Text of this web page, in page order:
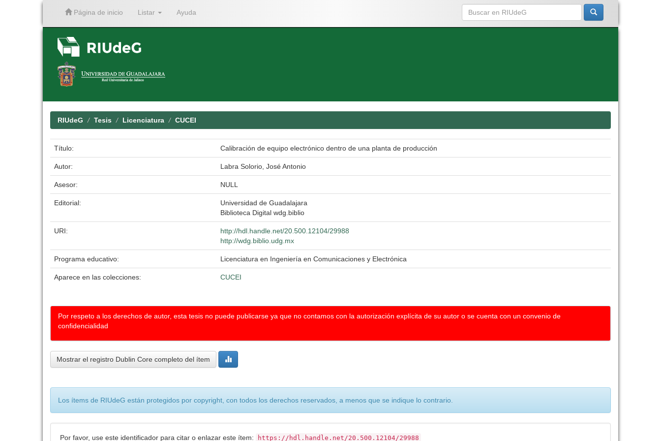
Página de inicio Listar Ayuda
RIUdeG Tesis Licenciatura CUCEI
Título: Calibración de equipo electrónico dentro de una planta de producción
Autor: Labra Solorio, José Antonio
Asesor: NULL
Editorial:
Universidad de Guadalajara
Biblioteca Digital wdg.biblio
URI:
http://hdl.handle.net/20.500.12104/29988
http://wdg.biblio.udg.mx
Programa educativo: Licenciatura en Ingeniería en Comunicaciones y Electrónica
Aparece en las colecciones: CUCEI
Por respeto a los derechos de autor, esta tesis no puede publicarse ya que no contamos con la autorización explícita de su autor o se cuenta con un convenio de
confidencialidad
Mostrar el registro Dublin Core completo del ítem
Los ítems de RIUdeG están protegidos por copyright, con todos los derechos reservados, a menos que se indique lo contrario.
Por favor, use este identificador para citar o enlazar este ítem: https://hdl.handle.net/20.500.12104/29988